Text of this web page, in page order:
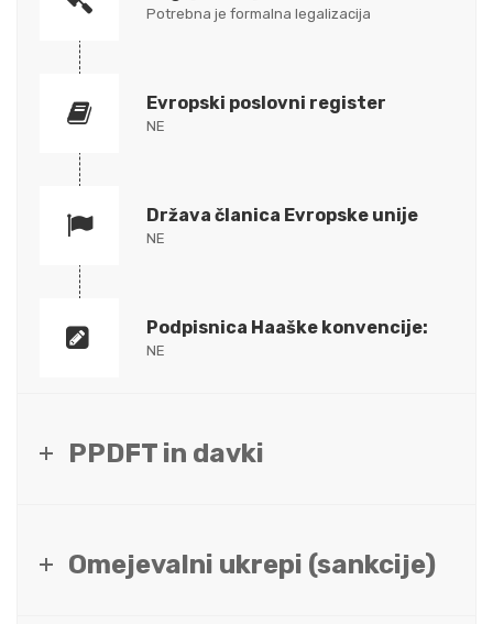
Potrebna je formalna legalizacija
Evropski poslovni register
NE
Država članica Evropske unije
NE
Podpisnica Haaške konvencije:
NE
PPDFT in davki
Omejevalni ukrepi (sankcije)